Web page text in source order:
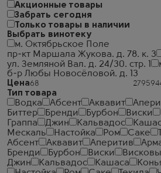
Акционные товары
Забрать сегодня
Только товары в наличии
Выбрать винотеку
м. Октябрьское Поле
пр-кт Маршала Жукова. д. 78. к. 3
ул. Земляной Вал. д. 24/30. стр. 1
б-р Любы Новосёловой. д. 13
Цена
Тип товара
Водка
Абсент Аквавит
Биттер
Бренди Бурбон Виски
Граппа
Джин Кальвадос
Мескаль
Настойка Ром Саке
Абсент
Аквавит Аперитив
Бренди
Бурбон Виски
Джин
Кальвадос Кашаса